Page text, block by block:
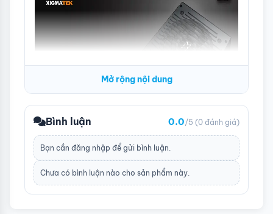
Mở rộng nội dung
Bình luận 0.0/5 (0 đánh giá)
Bạn cần đăng nhập để gửi bình luận.
Chưa có bình luận nào cho sản phẩm này.